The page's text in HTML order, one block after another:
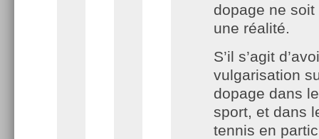
dopage ne soit
une réalité.
S’il s’agit
vulgarisation
dopage dans le
sport, et dans
tennis en